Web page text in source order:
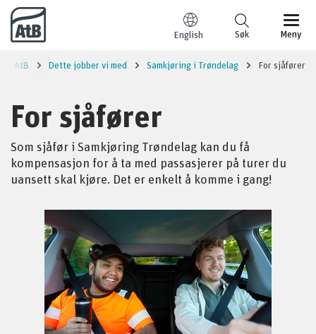
Til innhold
English Meny
Søk
Om AtB Dette jobber vi med Samkjøring i Trøndelag For sjåfører
For sjåfører
Som sjåfør i Samkjøring Trøndelag kan du få
kompensasjon for å ta med passasjerer på turer du
uansett skal kjøre. Det er enkelt å komme i gang!